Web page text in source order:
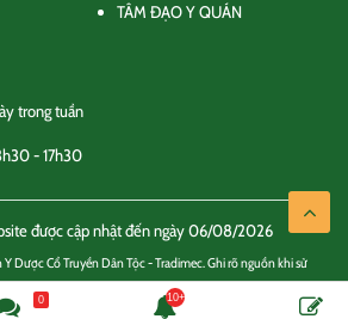
TÂM ĐẠO Y QUÁN
trong tuần
- 17h30
được cập nhật đến ngày 06/08/2026
Dược Cổ Truyền Dân Tộc - Tradimec. Ghi rõ nguồn khi sử
0